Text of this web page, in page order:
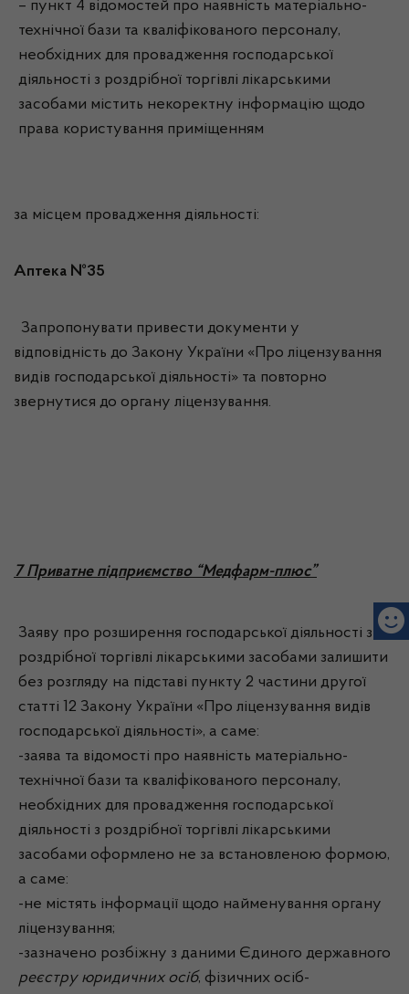
– пункт 4 відомостей про наявність матеріально-
технічної бази та кваліфікованого персоналу,
необхідних для провадження господарської
діяльності з роздрібної торгівлі лікарськими
засобами містить некоректну інформацію щодо
права користування приміщенням
за місцем провадження діяльності:
Аптека №35
Запропонувати привести документи у
відповідність до Закону України «Про ліцензування
видів господарської діяльності» та повторно
звернутися до органу ліцензування.
7 Приватне підприємство “Медфарм-плюс”
Заяву про розширення господарської діяльності з
роздрібної торгівлі лікарськими засобами залишити
без розгляду на підставі пункту 2 частини другої
статті 12 Закону України «Про ліцензування видів
господарської діяльності», а саме:
-заява та відомості про наявність матеріально-
технічної бази та кваліфікованого персоналу,
необхідних для провадження господарської
діяльності з роздрібної торгівлі лікарськими
засобами оформлено не за встановленою формою,
а саме:
-не містять інформації щодо найменування органу
ліцензування;
-зазначено розбіжну з даними Єдиного державного
реєстру юридичних осіб, фізичних осіб-